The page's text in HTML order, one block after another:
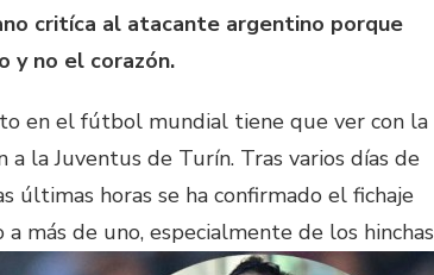
critíca al atacante argentino porque
y no el corazón.
en el fútbol mundial tiene que ver con la
la Juventus de Turín. Tras varios días de
últimas horas se ha confirmado el fichaje
más de uno, especialmente de los hinchas